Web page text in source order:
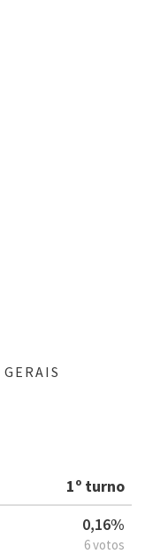
1º turno
0,16%
6 votos